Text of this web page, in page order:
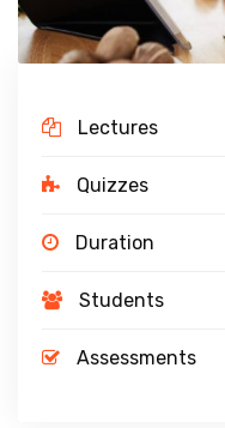
Lectures
Quizzes
Duration
Students
Assessments